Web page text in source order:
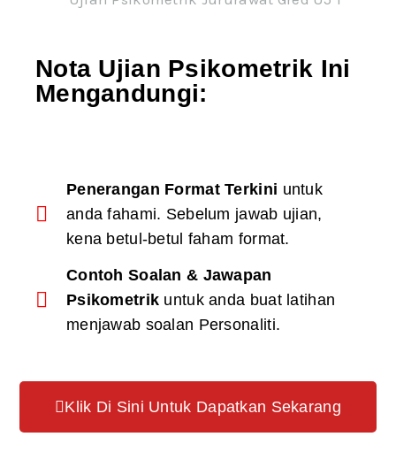
Nota Ujian Psikometrik Ini
Mengandungi:
Penerangan Format Terkini untuk
anda fahami. Sebelum jawab ujian,
kena betul-betul faham format.
Contoh Soalan & Jawapan
Psikometrik untuk anda buat latihan
menjawab soalan Personaliti.
Klik Di Sini Untuk Dapatkan Sekarang